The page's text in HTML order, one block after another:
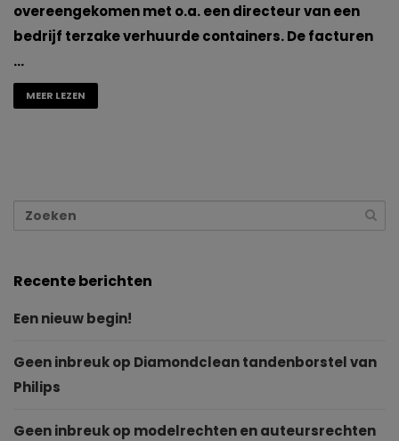
overeengekomen met o.a. een directeur van een
bedrijf terzake verhuurde containers. De facturen
…
MEER LEZEN
Recente berichten
Een nieuw begin!
Geen inbreuk op Diamondclean tandenborstel van
Philips
Geen inbreuk op modelrechten en auteursrechten